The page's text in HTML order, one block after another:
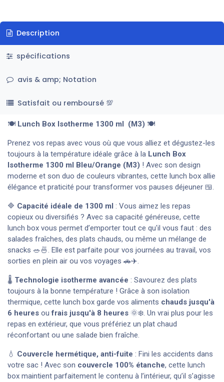
Description
spécifications
avis & amp; Notation
Satisfait ou remboursé 💯
🍽️ Lunch Box Isotherme 1300 ml (M3) 🍽️
Prenez vos repas avec vous où que vous alliez et dégustez-les
toujours à la température idéale grâce à la Lunch Box
Isotherme 1300 ml Bleu/Orange (M3) ! Avec son design
moderne et son duo de couleurs vibrantes, cette lunch box allie
élégance et praticité pour transformer vos pauses déjeuner 🍱.
🔷 Capacité idéale de 1300 ml : Vous aimez les repas
copieux ou diversifiés ? Avec sa capacité généreuse, cette
lunch box vous permet d’emporter tout ce qu'il vous faut : des
salades fraîches, des plats chauds, ou même un mélange de
snacks 🥗🍜. Elle est parfaite pour vos journées au travail, vos
sorties en plein air ou vos voyages 🚗✈️.
🌡️ Technologie isotherme avancée : Savourez des plats
toujours à la bonne température ! Grâce à son isolation
thermique, cette lunch box garde vos aliments chauds jusqu'à
6 heures oufrais jusqu'à 8 heures 🌞❄️. Un vrai plus pour les
repas en extérieur, que vous préfériez un plat chaud
réconfortant ou une salade bien fraîche.
💧 Couvercle hermétique, anti-fuite : Fini les accidents dans
votre sac ! Avec son couvercle 100% étanche, cette lunch
box maintient parfaitement le contenu à l’intérieur, qu’il s’agisse